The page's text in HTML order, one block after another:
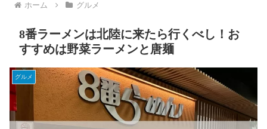
ホーム グルメ
8番ラーメンは北陸に来たら行くべし！お
すすめは野菜ラーメンと唐麺
グルメ